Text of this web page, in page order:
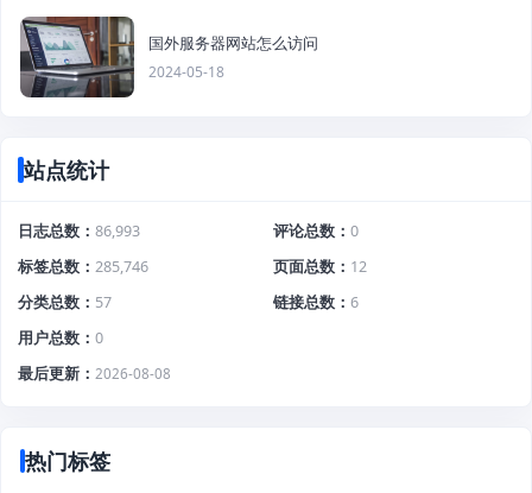
国外服务器网站怎么访问
2024-05-18
站点统计
日志总数 86,993 评论总数
0
标签总数
285,746 页面总数
12
分类总数
57 链接总数
6
用户总数
0
最后更新
2026-08-08
热门标签